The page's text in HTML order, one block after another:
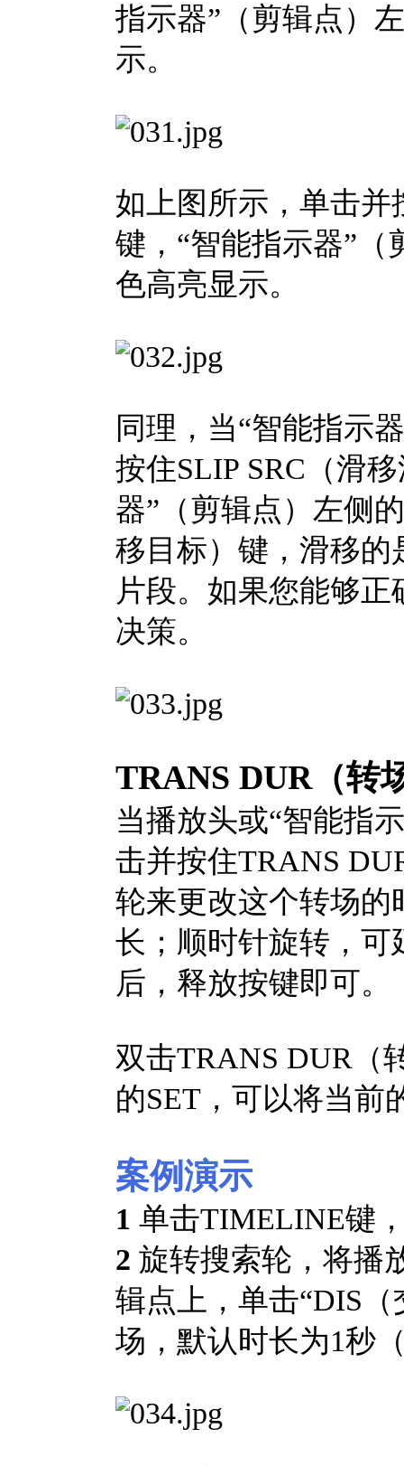
指示器”（剪辑点）
示。
如上图所示，单击并
键，“智能指示器”
色高亮显示。
同理，当“智能指示
按住SLIP SRC（滑
器”（剪辑点）左侧
移目标）键，滑移的
片段。如果您能够
决策。
TRANS DUR（转
当播放头或“智能指
击并按住TRANS
轮来更改这个转场
长；顺时针旋转，
后，释放按键即可。
双击TRANS DUR（
的SET，可以将当前
案例演示
1 单击TIMELINE键
2 旋转搜索轮，将播
辑点上，单击“DIS
场，默认时长为1秒